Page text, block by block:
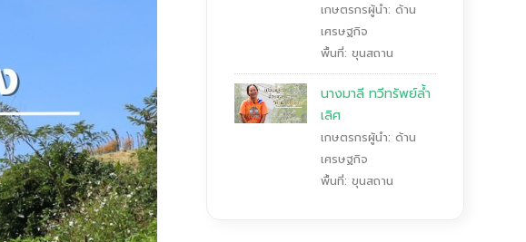
เกษตรกรผู้นำ: ด้าน
เศรษฐกิจ
พื้นที่: ขุนสถาน
นางมาลี ทวีทรัพย์ล้ำ
เลิศ
เกษตรกรผู้นำ: ด้าน
เศรษฐกิจ
พื้นที่: ขุนสถาน